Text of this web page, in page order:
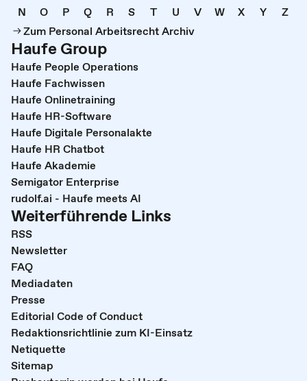
N
O P Q R S T U V W X Y
Z
Zum Personal Arbeitsrecht Archiv
Haufe Group
Haufe People Operations
Haufe Fachwissen
Haufe Onlinetraining
Haufe HR-Software
Haufe Digitale Personalakte
Haufe HR Chatbot
Haufe Akademie
Semigator Enterprise
rudolf.ai - Haufe meets AI
Weiterführende Links
RSS
Newsletter
FAQ
Mediadaten
Presse
Editorial Code of Conduct
Redaktionsrichtlinie zum KI-Einsatz
Netiquette
Sitemap